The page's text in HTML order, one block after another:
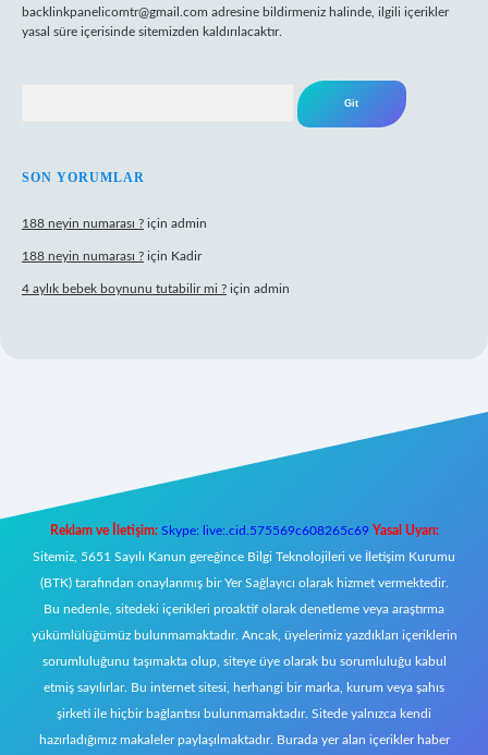
backlinkpanelicomtr@gmail.com adresine bildirmeniz halinde, ilgili içerikler
yasal süre içerisinde sitemizden kaldırılacaktır.
SON YORUMLAR
188 neyin numarası ? için admin
188 neyin numarası ? için Kadir
4 aylık bebek boynunu tutabilir mi ? için admin
Reklam ve İletişim: Skype: live:.cid.575569c608265c69 Yasal Uyarı:
Sitemiz, 5651 Sayılı Kanun gereğince Bilgi Teknolojileri ve İletişim Kurumu
(BTK) tarafından onaylanmış bir Yer Sağlayıcı olarak hizmet vermektedir.
Bu nedenle, sitedeki içerikleri proaktif olarak denetleme veya araştırma
yükümlülüğümüz bulunmamaktadır. Ancak, üyelerimiz yazdıkları içeriklerin
sorumluluğunu taşımakta olup, siteye üye olarak bu sorumluluğu kabul
etmiş sayılırlar. Bu internet sitesi, herhangi bir marka, kurum veya şahıs
şirketi ile hiçbir bağlantısı bulunmamaktadır. Sitede yalnızca kendi
hazırladığımız makaleler paylaşılmaktadır. Burada yer alan içerikler haber